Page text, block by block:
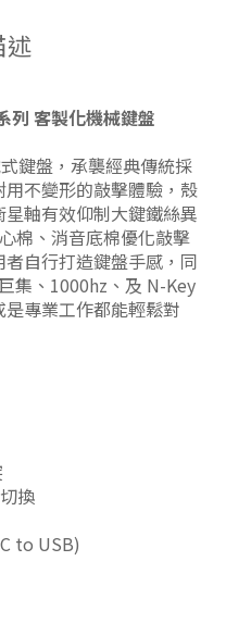
述
列 客製化機械鍵盤
鍵盤， 承襲經典傳統採
不變形的敲擊體驗，殼
軸有效仰制大鍵鐵絲異
棉、消音底棉優化敲擊
自行打造鍵盤手感，同
集、1000hz、及 N-Key
專業工作都能輕鬆對
換
to USB)